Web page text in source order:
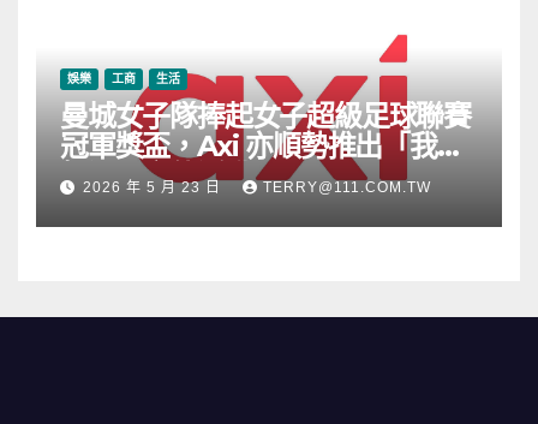
娛樂 工商 生活
曼城女子隊捧起女子超級足球聯賽
冠軍獎盃，Axi 亦順勢推出「我的
根源」宣傳活動
2026 年 5 月 23 日 TERRY@111.COM.TW